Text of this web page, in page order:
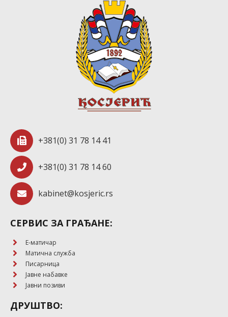
+381(0) 31 78 14 41
+381(0) 31 78 14 60
kabinet@kosjeric.rs
СЕРВИС ЗА ГРАЂАНЕ:
E-матичар
Матична служба
Писарница
Јавне набавке
Јавни позиви
ДРУШТВО: